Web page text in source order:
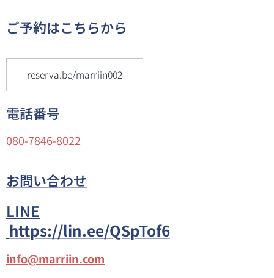
ご予約はこちらから
reserva.be/marriin002
電話番号
080-7846-8022
お問い合わせ
LINE
https://lin.ee/QSpTof6
info@marriin.com